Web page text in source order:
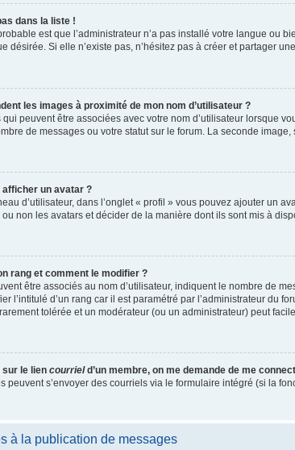
dans la liste !
est que l’administrateur n’a pas installé votre langue ou
désirée. Si elle n’existe pas, n’hésitez pas à créer et partager
les images à proximité de mon nom d’utilisateur ?
qui peuvent être associées avec votre nom d’utilisateur lorsque
de messages ou votre statut sur le forum. La seconde
un avatar ?
d’utilisateur, dans l’onglet « profil » vous pouvez ajouter un
non les avatars et décider de la manière dont ils sont mis à
rang et comment le modifier ?
être associés au nom d’utilisateur, indiquent le nombre de
l’intitulé d’un rang car il est paramétré par l’administrateur du
tolérée et un modérateur (ou un administrateur) peut
sur le lien courrield’un membre, on me demande de me
peuvent s’envoyer des courriels via le formulaire intégré (si la
à la publication de messages